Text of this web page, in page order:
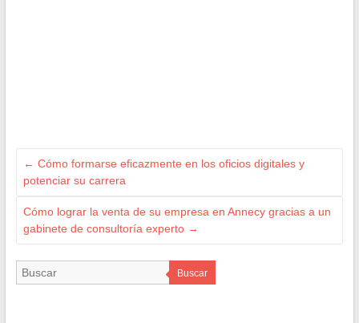
← Cómo formarse eficazmente en los oficios digitales y
potenciar su carrera
Cómo lograr la venta de su empresa en Annecy gracias a un
gabinete de consultoría experto →
Buscar